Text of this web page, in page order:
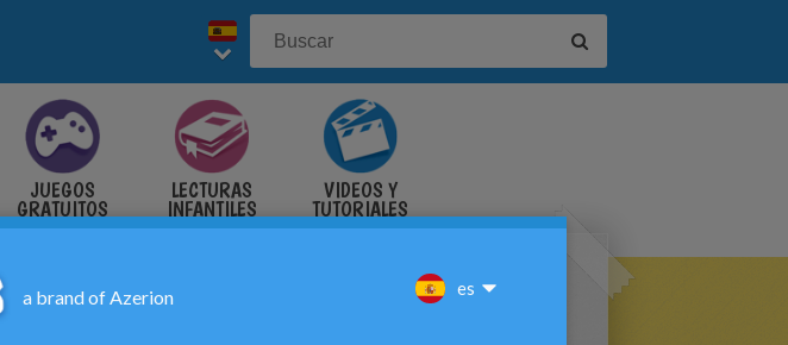
JUEGOS
GRATUITOS
LECTURAS
INFANTILES
VIDEOS Y
TUTORIALES